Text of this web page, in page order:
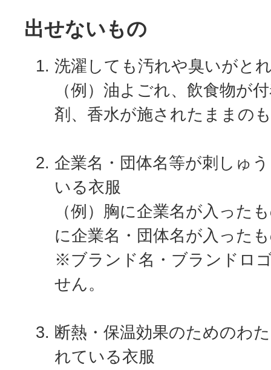
出せないもの
洗濯しても汚れや臭いがと
（例）油よごれ、飲食物が
剤、香水が施されたままの
企業名・団体名等が刺しゅ
いる衣服
（例）胸に企業名が入った
に企業名・団体名が入った
※ブランド名・ブランドロ
せん。
断熱・保温効果のためのわ
れている衣服